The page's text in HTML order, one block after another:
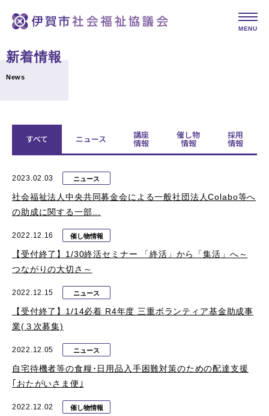
MENU
新着情報
News
すべて ニュース 講座
情報
催し物
情報
採用
情報
2023.02.03 ニュース
社会福祉法人中央共同募金会による一般社団法人Colabo等へ
の助成に関する一部...
2022.12.16 催し物情報
【受付終了】1/30終活セミナー 「終活」から「集活」へ～
つながりの大切さ～
2022.12.15 ニュース
【受付終了】1/14必着 R4年度 三重ボランティア基金助成事
業(３次募集)
2022.12.05 ニュース
自宅待機者等の食糧･日用品入手困難対策のための配達支援
｢おたがいさま便｣
2022.12.02 催し物情報